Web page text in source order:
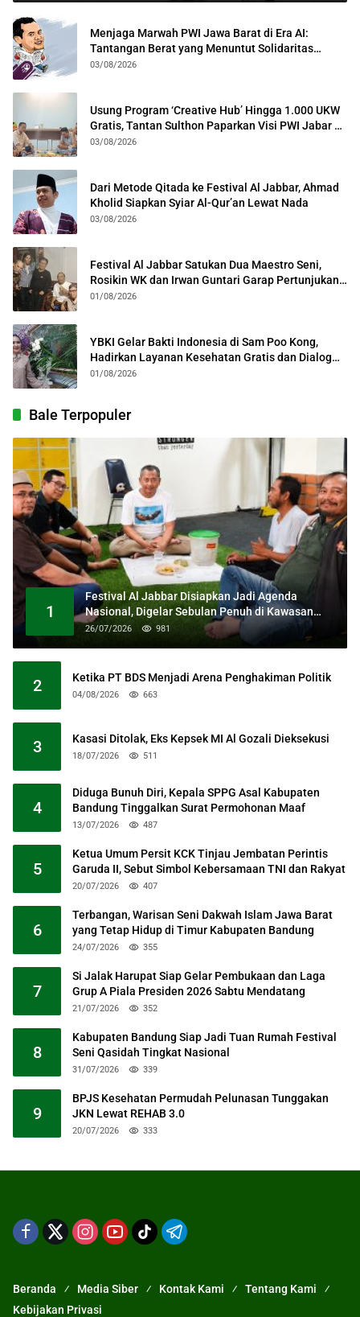
Menjaga Marwah PWI Jawa Barat di Era AI:
Tantangan Berat yang Menuntut Solidaritas
Lintas Generasi
03/08/2026
Usung Program ‘Creative Hub’ Hingga 1.000 UKW
Gratis, Tantan Sulthon Paparkan Visi PWI Jabar di
Kota Bogor
03/08/2026
Dari Metode Qitada ke Festival Al Jabbar, Ahmad
Kholid Siapkan Syiar Al-Qur’an Lewat Nada
03/08/2026
Festival Al Jabbar Satukan Dua Maestro Seni,
Rosikin WK dan Irwan Guntari Garap Pertunjukan
Kolosal
01/08/2026
YBKI Gelar Bakti Indonesia di Sam Poo Kong,
Hadirkan Layanan Kesehatan Gratis dan Dialog
Kebangsaan
01/08/2026
Bale Terpopuler
1
Festival Al Jabbar Disiapkan Jadi Agenda
Nasional, Digelar Sebulan Penuh di Kawasan
Masjid Raya Al Jabbar
26/07/2026 981
2 Ketika PT BDS Menjadi Arena Penghakiman Politik
04/08/2026 663
3 Kasasi Ditolak, Eks Kepsek MI Al Gozali Dieksekusi
18/07/2026 511
4
Diduga Bunuh Diri, Kepala SPPG Asal Kabupaten
Bandung Tinggalkan Surat Permohonan Maaf
13/07/2026 487
5
Ketua Umum Persit KCK Tinjau Jembatan Perintis
Garuda II, Sebut Simbol Kebersamaan TNI dan Rakyat
20/07/2026 407
6
Terbangan, Warisan Seni Dakwah Islam Jawa Barat
yang Tetap Hidup di Timur Kabupaten Bandung
24/07/2026 355
7
Si Jalak Harupat Siap Gelar Pembukaan dan Laga
Grup A Piala Presiden 2026 Sabtu Mendatang
21/07/2026 352
8
Kabupaten Bandung Siap Jadi Tuan Rumah Festival
Seni Qasidah Tingkat Nasional
31/07/2026 339
9
BPJS Kesehatan Permudah Pelunasan Tunggakan
JKN Lewat REHAB 3.0
20/07/2026 333
Beranda Media Siber Kontak Kami
Tentang Kami
Kebijakan Privasi